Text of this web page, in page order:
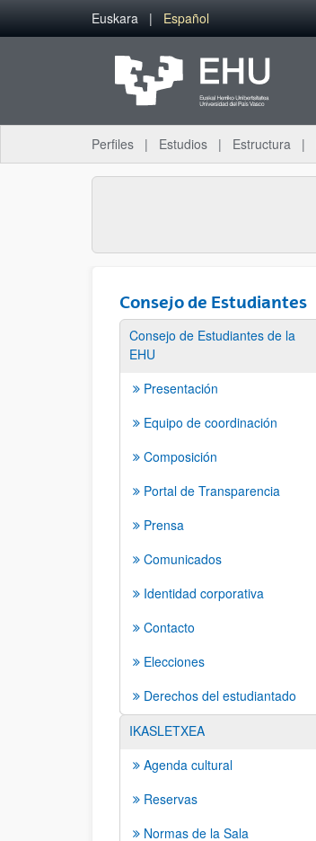
Saltar al contenido principal
Euskara Español
Perfiles Estudios Estructura
Consejo de Estudiantes
Consejo de Estudiantes de la
EHU
Presentación
Equipo de coordinación
Composición
Portal de Transparencia
Prensa
Comunicados
Identidad corporativa
Contacto
Elecciones
Derechos del estudiantado
IKASLETXEA
Agenda cultural
Reservas
Normas de la Sala